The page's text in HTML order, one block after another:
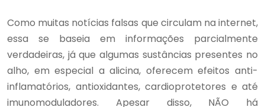
Como muitas notícias falsas que circulam na internet,
essa se baseia em informações parcialmente
verdadeiras, já que algumas sustâncias presentes no
alho, em especial a alicina, oferecem efeitos anti-
inflamatórios, antioxidantes, cardioprotetores e até
imunomoduladores. Apesar disso, NÃO há